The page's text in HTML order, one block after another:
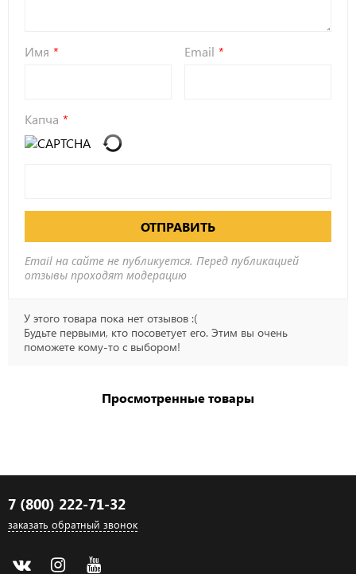
Имя Email
Капча
ОТПРАВИТЬ
Email на сайте не публикуется. Перед публикацией
отзывы проходят модерацию
У этого товара пока нет отзывов :(
Будьте первыми, кто посоветует его. Этим вы очень
поможете кому-то с выбором!
Просмотренные товары
7 (800) 222-71-32
заказать обратный звонок